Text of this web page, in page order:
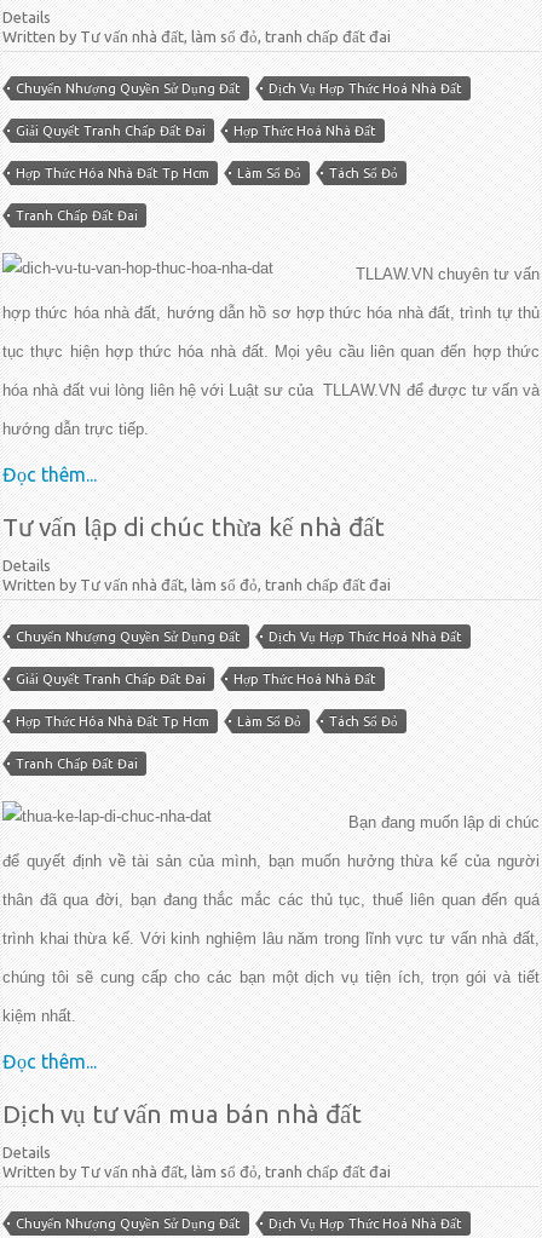
Details
Written by Tư vấn nhà đất, làm sổ đỏ, tranh chấp đất đai
Chuyển Nhượng Quyền Sử Dụng Đất Dịch Vụ Hợp Thức Hoá Nhà Đất
Giải Quyết Tranh Chấp Đất Đai Hợp Thức Hoá Nhà Đất
Hợp Thức Hóa Nhà Đất Tp Hcm Làm Sổ Đỏ Tách Sổ Đỏ
Tranh Chấp Đất Đai
TLLAW.VN chuyên tư vấn
hợp thức hóa nhà đất, hướng dẫn hồ sơ hợp thức hóa nhà đất, trình tự thủ
tục thực hiện hợp thức hóa nhà đất. Mọi yêu cầu liên quan đến hợp thức
hóa nhà đất vui lòng liên hệ với Luật sư của TLLAW.VN để được tư vấn và
hướng dẫn trực tiếp.
Đọc thêm...
Tư vấn lập di chúc thừa kế nhà đất
Details
Written by Tư vấn nhà đất, làm sổ đỏ, tranh chấp đất đai
Chuyển Nhượng Quyền Sử Dụng Đất Dịch Vụ Hợp Thức Hoá Nhà Đất
Giải Quyết Tranh Chấp Đất Đai Hợp Thức Hoá Nhà Đất
Hợp Thức Hóa Nhà Đất Tp Hcm Làm Sổ Đỏ Tách Sổ Đỏ
Tranh Chấp Đất Đai
Bạn đang muốn lập di chúc
để quyết định về tài sản của mình, bạn muốn hưởng thừa kế của người
thân đã qua đời, bạn đang thắc mắc các thủ tục, thuế liên quan đến quá
trình khai thừa kế. Với kinh nghiệm lâu năm trong lĩnh vực tư vấn nhà đất,
chúng tôi sẽ cung cấp cho các bạn một dịch vụ tiện ích, trọn gói và tiết
kiệm nhất.
Đọc thêm...
Dịch vụ tư vấn mua bán nhà đất
Details
Written by Tư vấn nhà đất, làm sổ đỏ, tranh chấp đất đai
Chuyển Nhượng Quyền Sử Dụng Đất Dịch Vụ Hợp Thức Hoá Nhà Đất